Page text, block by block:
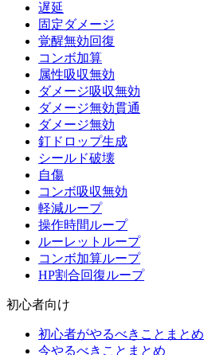
遅延
固定ダメージ
覚醒無効回復
コンボ加算
属性吸収無効
ダメージ吸収無効
ダメージ無効貫通
ダメージ無効
釘ドロップ生成
シールド破壊
自傷
コンボ吸収無効
軽減ループ
操作時間ループ
ルーレットループ
コンボ加算ループ
HP割合回復ループ
初心者向け
初心者がやるべきことまとめ
今やるべきことまとめ